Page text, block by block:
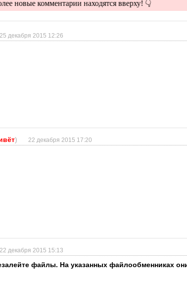
новые комментарии находятся вверху! 👇
25 декабря 2015 12:26
) 22 декабря 2015 17:20
22 декабря 2015 15:13
файлы. На указанных файлообменниках